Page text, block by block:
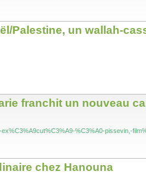
Palestine, un wallah-
franchit un nouveau
%C3%A0-pissevin,-
chez Hanouna